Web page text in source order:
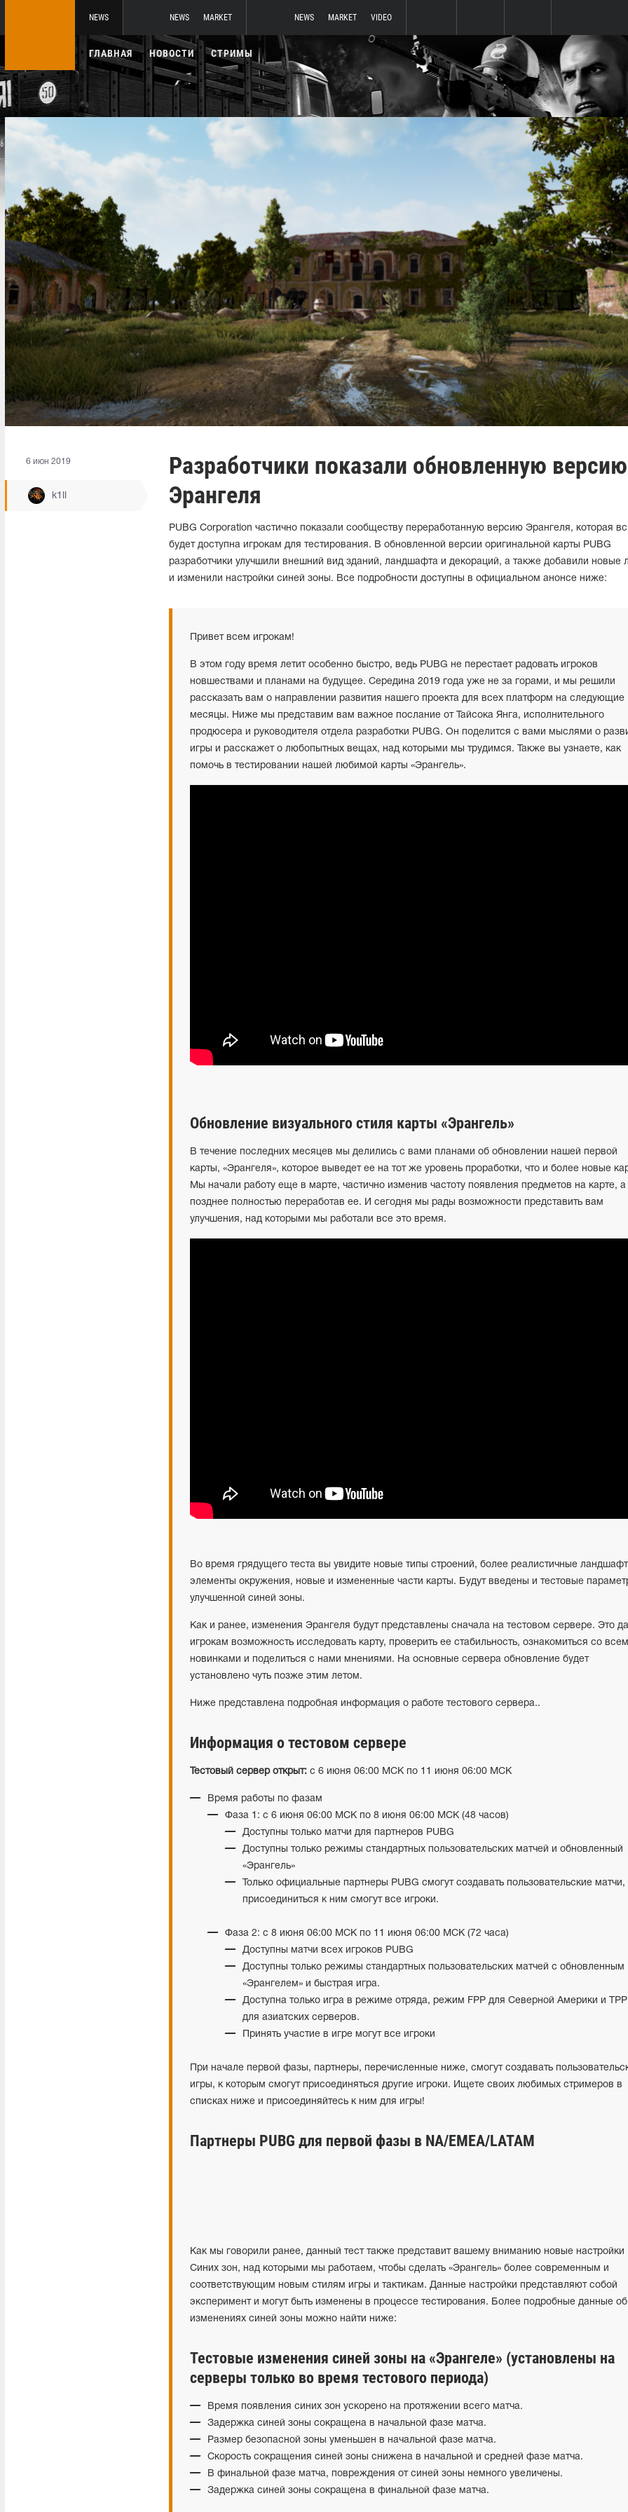
NEWS NEWS MARKET NEWS MARKET VIDEO
ГЛАВНАЯ НОВОСТИ СТРИМЫ
6 июн 2019
k1ll
Разработчики показали обновленную версию
Эрангеля
PUBG Corporation частично показали сообществу переработанную версию Эрангеля, которая
будет доступна игрокам для тестирования. В обновленной версии оригинальной карты PUBG
разработчики улучшили внешний вид зданий, ландшафта и декораций, а также добавили новые
и изменили настройки синей зоны. Все подробности доступны в официальном анонсе ниже:
Привет всем игрокам!
В этом году время летит особенно быстро, ведь PUBG не перестает радовать игроков
новшествами и планами на будущее. Середина 2019 года уже не за горами, и мы решили
рассказать вам о направлении развития нашего проекта для всех платформ на следующие
месяцы. Ниже мы представим вам важное послание от Тайсока Янга, исполнительного
продюсера и руководителя отдела разработки PUBG. Он поделится с вами мыслями о
игры и расскажет о любопытных вещах, над которыми мы трудимся. Также вы узнаете, как
помочь в тестировании нашей любимой карты «Эрангель».
Обновление визуального стиля карты «Эрангель»
В течение последних месяцев мы делились с вами планами об обновлении нашей первой
карты, «Эрангеля», которое выведет ее на тот же уровень проработки, что и более новые
Мы начали работу еще в марте, частично изменив частоту появления предметов на карте, а
позднее полностью переработав ее. И сегодня мы рады возможности представить вам
улучшения, над которыми мы работали все это время.
Во время грядущего теста вы увидите новые типы строений, более реалистичные
элементы окружения, новые и измененные части карты. Будут введены и тестовые
улучшенной синей зоны.
Как и ранее, изменения Эрангеля будут представлены сначала на тестовом сервере. Это
игрокам возможность исследовать карту, проверить ее стабильность, ознакомиться со
новинками и поделиться с нами мнениями. На основные сервера обновление будет
установлено чуть позже этим летом.
Ниже представлена подробная информация о работе тестового сервера..
Информация о тестовом сервере
Тестовый сервер открыт:с 6 июня 06:00 МСК по 11 июня 06:00 МСК
Время работы по фазам
Фаза 1: с 6 июня 06:00 МСК по 8 июня 06:00 МСК (48 часов)
Доступны только матчи для партнеров PUBG
Доступны только режимы стандартных пользовательских матчей и обновленный
«Эрангель»
Только официальные партнеры PUBG смогут создавать пользовательские матчи,
присоединиться к ним смогут все игроки.
Фаза 2: с 8 июня 06:00 МСК по 11 июня 06:00 МСК (72 часа)
Доступны матчи всех игроков PUBG
Доступны только режимы стандартных пользовательских матчей c обновленным
«Эрангелем» и быстрая игра.
Доступна только игра в режиме отряда, режим FPP для Северной Америки и TPP
для азиатских серверов.
Принять участие в игре могут все игроки
При начале первой фазы, партнеры, перечисленные ниже, смогут создавать
игры, к которым смогут присоединяться другие игроки. Ищете своих любимых стримеров в
списках ниже и присоединяйтесь к ним для игры!
Партнеры PUBG для первой фазы в NA/EMEA/LATAM
Как мы говорили ранее, данный тест также представит вашему вниманию новые настройки
Синих зон, над которыми мы работаем, чтобы сделать «Эрангель» более современным и
соответствующим новым стилям игры и тактикам. Данные настройки представляют собой
эксперимент и могут быть изменены в процессе тестирования. Более подробные данные об
изменениях синей зоны можно найти ниже:
Тестовые изменения синей зоны на «Эрангеле» (установлены на
серверы только во время тестового периода)
Время появления синих зон ускорено на протяжении всего матча.
Задержка синей зоны сокращена в начальной фазе матча.
Размер безопасной зоны уменьшен в начальной фазе матча.
Скорость сокращения синей зоны снижена в начальной и средней фазе матча.
В финальной фазе матча, повреждения от синей зоны немного увеличены.
Задержка синей зоны сокращена в финальной фазе матча.